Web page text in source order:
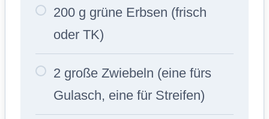
200 g grüne Erbsen (frisch
oder TK)
2 große Zwiebeln (eine fürs
Gulasch, eine für Streifen)